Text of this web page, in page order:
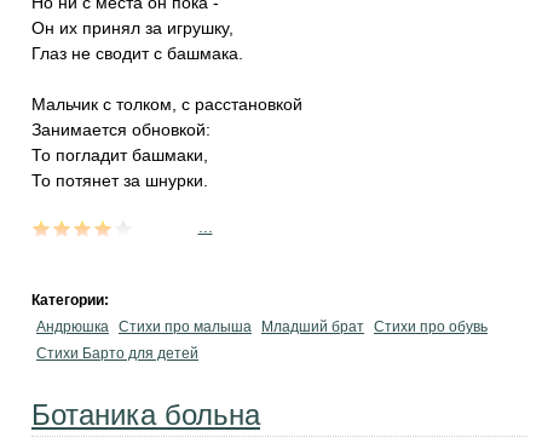
Он их принял за игрушку,
Глаз не сводит с башмака.
Мальчик с толком, с расстановкой
Занимается обновкой:
То погладит башмаки,
То потянет за шнурки.
Категории:
Андрюшка Стихи про малыша Младший брат Стихи про обувь
Стихи Барто для детей
Ботаника больна